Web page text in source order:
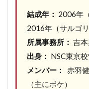
結成年： 2006年
2016年（サルゴリ
所属事務所： 吉
出身： NSC東京
メンバー：
赤羽
（主にボケ）